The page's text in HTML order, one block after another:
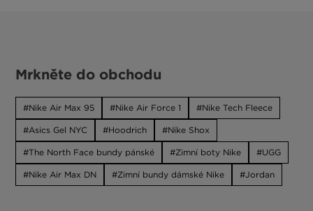
Mrkněte do obchodu
Nike Air Max 95 Nike Air Force 1 Nike Tech Fleece
Asics Gel NYC Hoodrich Nike Shox
The North Face bundy pánské Zimní boty Nike UGG
Nike Air Max DN Zimní bundy dámské Nike Jordan